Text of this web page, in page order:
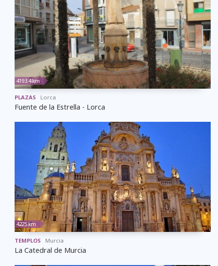
4193.4 km
PLAZAS Lorca
Fuente de la Estrella - Lorca
4225 km
TEMPLOS Murcia
La Catedral de Murcia